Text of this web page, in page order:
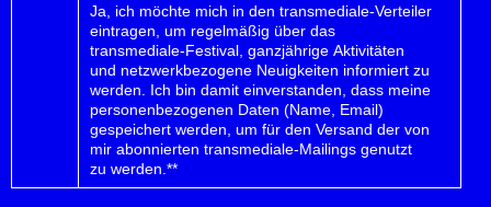
Ja, ich möchte mich in den transmediale-Verteiler
eintragen, um regelmäßig über das
transmediale-Festival, ganzjährige Aktivitäten
und netzwerkbezogene Neuigkeiten informiert zu
werden. Ich bin damit einverstanden, dass meine
personenbezogenen Daten (Name, Email)
gespeichert werden, um für den Versand der von
mir abonnierten transmediale-Mailings genutzt
zu werden.**